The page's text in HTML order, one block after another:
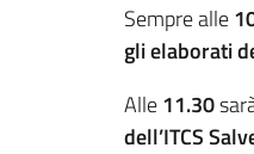
Sempre alle
gli elaborati
Alle11.30
dell’ITCS